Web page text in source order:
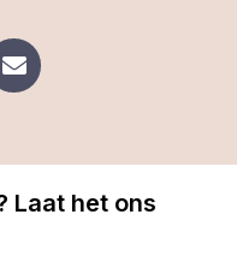
Laat het ons